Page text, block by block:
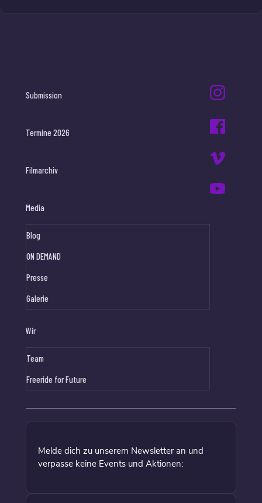
Submission
Termine 2026
Filmarchiv
Media
Blog
ON DEMAND
Presse
Galerie
Wir
Team
Freeride for Future
Melde dich zu unserem Newsletter an und
verpasse keine Events und Aktionen: